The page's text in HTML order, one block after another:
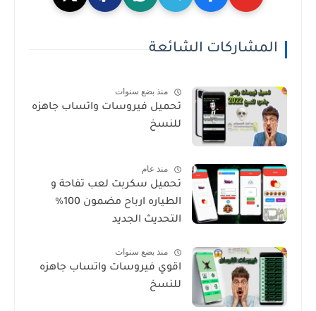
المشاركات الشائعة
منذ بضع سنوات
تحميل فيروسات واتساب جاهزه
للنسخ
منذ عام
تحميل سكربت لعب تفاحة و
الطياره ارباح مضمون 100%
التحديث الجديد
منذ بضع سنوات
اقوي فيروسات واتساب جاهزه
للنسخ